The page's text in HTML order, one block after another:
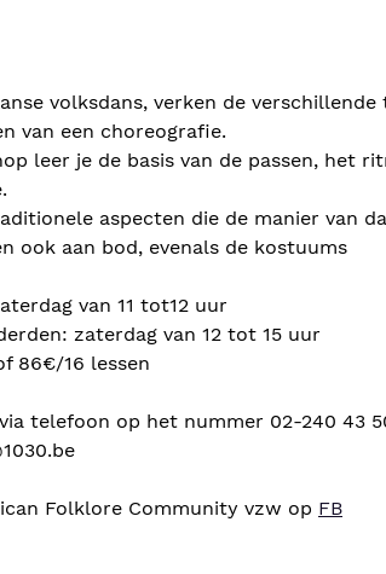
volksdans, verken de verschillende
van een choreografie.
leer je de basis van de passen, het
aspecten die de manier van
ook aan bod, evenals de kostuums
van 11 tot12 uur
zaterdag van 12 tot 15 uur
86€/16 lessen
telefoon op het nummer 02-240 43
Folklore Community vzw op FB